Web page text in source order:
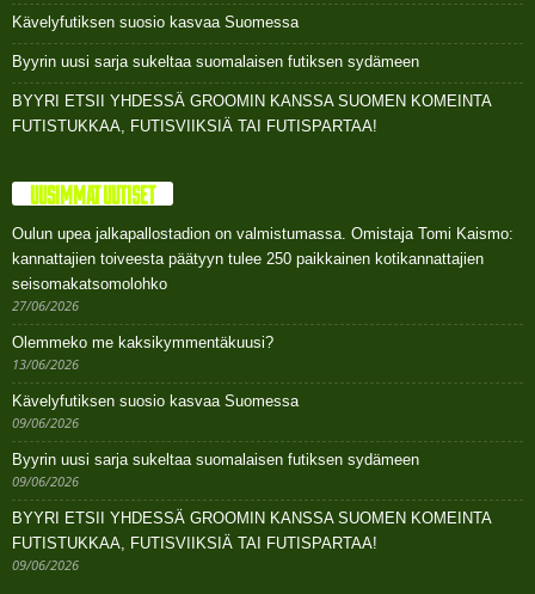
Kävelyfutiksen suosio kasvaa Suomessa
Byyrin uusi sarja sukeltaa suomalaisen futiksen sydämeen
BYYRI ETSII YHDESSÄ GROOMIN KANSSA SUOMEN KOMEINTA
FUTISTUKKAA, FUTISVIIKSIÄ TAI FUTISPARTAA!
UUSIMMAT UUTISET
Oulun upea jalkapallostadion on valmistumassa. Omistaja Tomi Kaismo:
kannattajien toiveesta päätyyn tulee 250 paikkainen kotikannattajien
seisomakatsomolohko
27/06/2026
Olemmeko me kaksikymmentäkuusi?
13/06/2026
Kävelyfutiksen suosio kasvaa Suomessa
09/06/2026
Byyrin uusi sarja sukeltaa suomalaisen futiksen sydämeen
09/06/2026
BYYRI ETSII YHDESSÄ GROOMIN KANSSA SUOMEN KOMEINTA
FUTISTUKKAA, FUTISVIIKSIÄ TAI FUTISPARTAA!
09/06/2026